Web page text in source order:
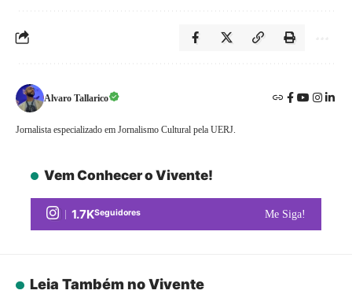
Alvaro Tallarico
Jornalista especializado em Jornalismo Cultural pela UERJ.
Vem Conhecer o Vivente!
1.7KSeguidores Me Siga!
Leia Também no Vivente